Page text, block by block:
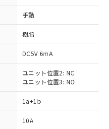
手動
樹脂
DC5V 6mA
ユニット位置2: NC
ユニット位置3: NO
1a+1b
10A